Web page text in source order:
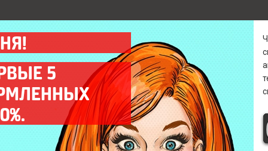
Гарантия
Предоставляем гарантию
на все выполненные
работы до 12 мес.
Диагностика 0 р
Бесплатно* выявим
причину поломки в
кратчайшие сроки.
5